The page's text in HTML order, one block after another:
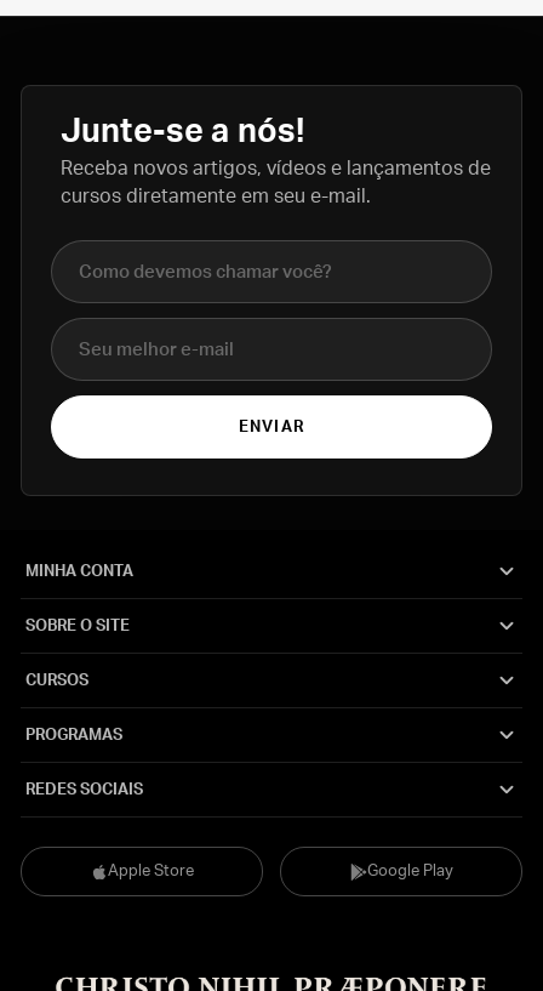
Junte-se a nós!
Receba novos artigos, vídeos e lançamentos de
cursos diretamente em seu e-mail.
Nome completo
E-mail
ENVIAR
Apple Store Google Play
MINHA CONTA
SOBRE O SITE
CURSOS
PROGRAMAS
REDES SOCIAIS